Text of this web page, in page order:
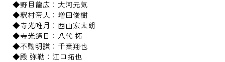
◆野目龍広：大河元気
◆釈村帝人：増田俊樹
◆寺光唯月：西山宏太朗
◆寺光遙日：八代 拓
◆不動明謙：千葉翔也
◆殿 弥勒：江口拓也